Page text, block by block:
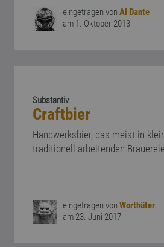
eingetragen vonAl Dante
am 1. Oktober 2013
Substantiv
Craftbier
Handwerksbier, das meist in
traditionell arbeitenden
eingetragen vonWorthüter
am 23. Juni 2017